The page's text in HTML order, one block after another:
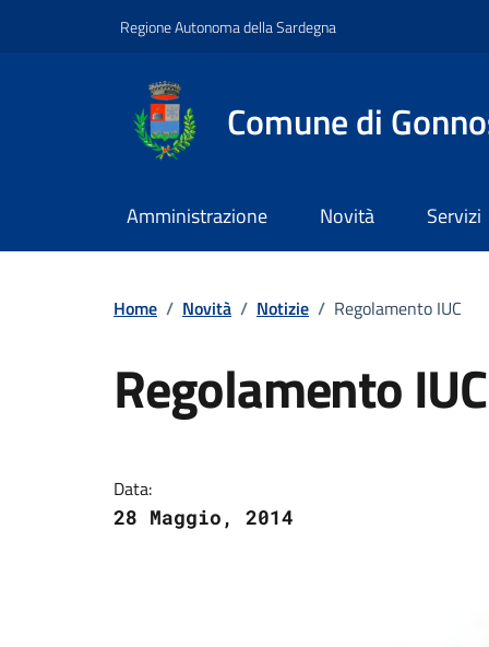
Regione Autonoma della Sardegna
Comune di
Amministrazione Novità Servizi
Home / Novità / Notizie / Regolamento IUC
Regolamento IUC
Data:
28 Maggio, 2014